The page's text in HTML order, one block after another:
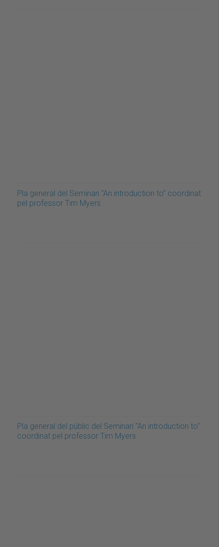
Pla general del Seminari "An introduction to" coordinat
pel professor Tim Myers
Pla general del públic del Seminari "An introduction to"
coordinat pel professor Tim Myers